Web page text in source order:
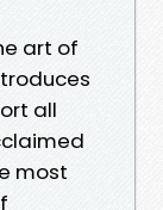
art of
all
most